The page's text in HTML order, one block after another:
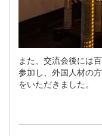
また、交流会後には
参加し、外国人材の
をいただきました。